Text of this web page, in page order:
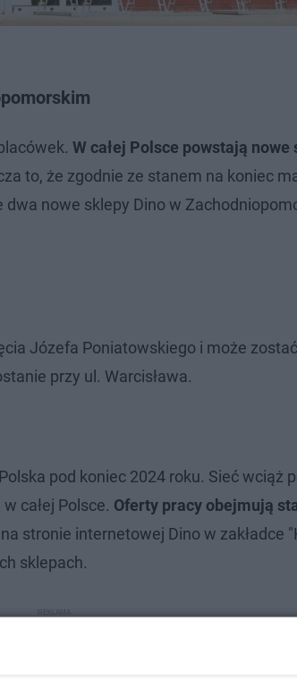
W całej Polsce powstają
to, że zgodnie ze stanem na koniec
nowe sklepy Dino w
Józefa Poniatowskiego i może
przy ul. Warcisława.
pod koniec 2024 roku. Sieć wciąż
całej Polsce. Oferty pracy obejmują
stronie internetowej Dino w zakładce
sklepach.